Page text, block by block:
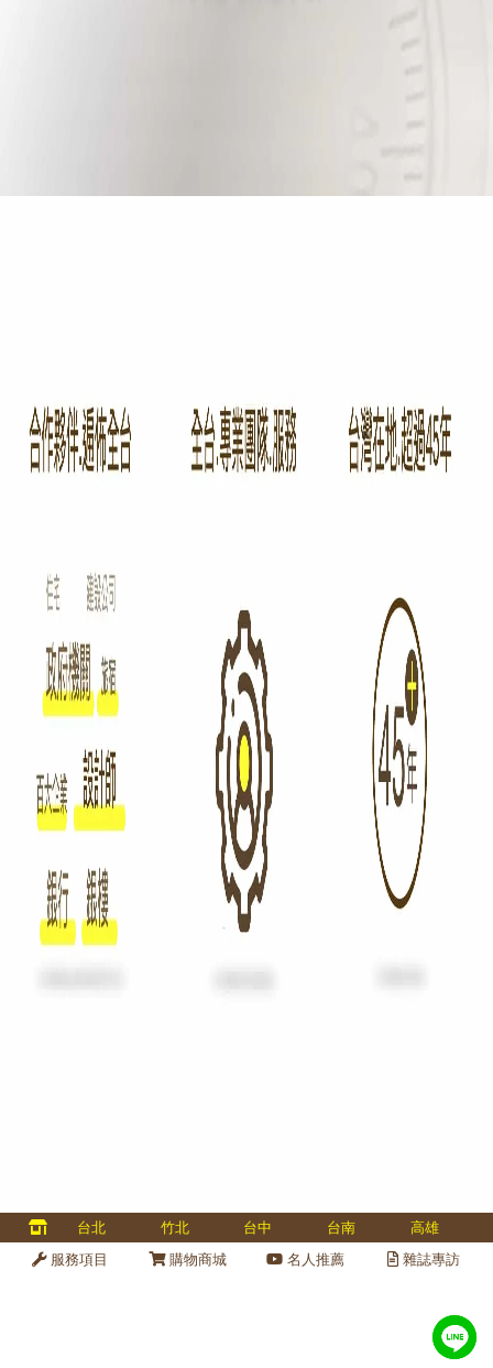
多國認證、專業金庫維修、金庫保養、金庫變號、全台服務 40
台北 竹北 台中 台南
高雄
金庫維修保養
服務項目 線上
購物商城 名人推薦 雜誌專訪